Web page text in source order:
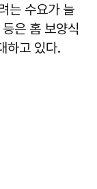
는 수요가 늘
은 홈 보양식
하고 있다.